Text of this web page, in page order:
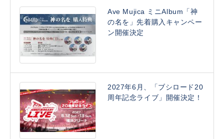
Ave Mujica ミニAlbum「神
の名を」先着購入キャンペー
ン開催決定
2027年6月、「ブシロード20
周年記念ライブ」開催決定！